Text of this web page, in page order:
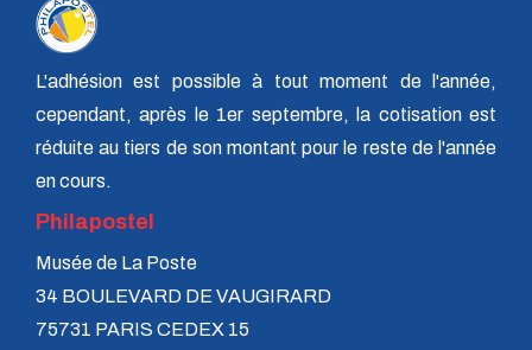
L'adhésion est possible à tout moment de l'année,
cependant, après le 1er septembre, la cotisation est
réduite au tiers de son montant pour le reste de l'année
en cours.
Philapostel
Musée de La Poste
34 BOULEVARD DE VAUGIRARD
75731 PARIS CEDEX 15